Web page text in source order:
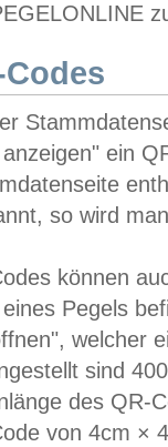
Codes
ein
so wird
können
Pegels
welcher
sind
des QR-
von 4cm ×